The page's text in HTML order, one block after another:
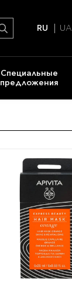
RU UA
Cпециальные
предложения